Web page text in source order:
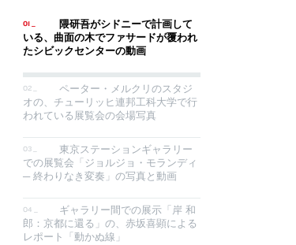
隈研吾がシドニーで計画して
いる、曲面の木でファサードが覆われ
たシビックセンターの動画
ペーター・メルクリのスタジ
オの、チューリッヒ連邦工科大学で行
われている展覧会の会場写真
東京ステーションギャラリー
での展覧会「ジョルジョ・モランディ
─ 終わりなき変奏」の写真と動画
ギャラリー間での展示「岸 和
郎：京都に還る」の、赤坂喜顕による
レポート「動かぬ線」